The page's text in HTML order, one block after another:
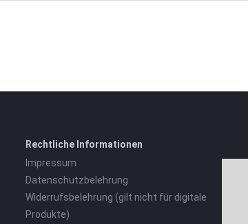
Rechtliche Informationen
Impressum
Datenschutzbelehrung
Widerrufsbelehrung (gilt nicht für digitale
Produkte)